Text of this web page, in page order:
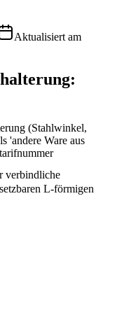
Aktualisiert am
(Stahlwinkel,
'andere Ware aus
verbindliche
L-förmigen